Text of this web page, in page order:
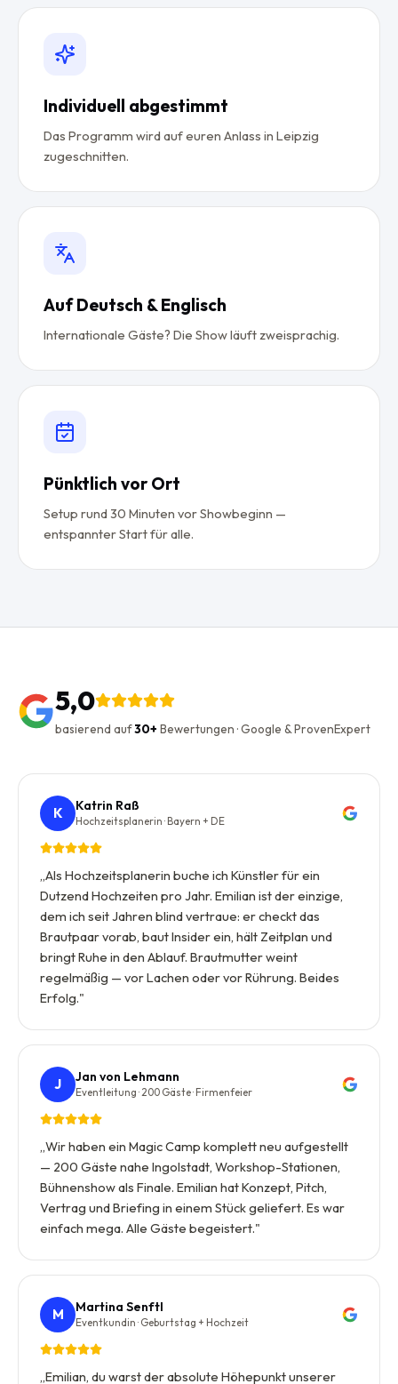
Individuell abgestimmt
Das Programm wird auf euren Anlass in Leipzig
zugeschnitten.
Auf Deutsch & Englisch
Internationale Gäste? Die Show läuft zweisprachig.
Pünktlich vor Ort
Setup rund 30 Minuten vor Showbeginn —
entspannter Start für alle.
5,0
basierend auf30+ Bewertungen · Google & ProvenExpert
K Katrin Raß
Hochzeitsplanerin · Bayern + DE
„Als Hochzeitsplanerin buche ich Künstler für ein
Dutzend Hochzeiten pro Jahr. Emilian ist der einzige,
dem ich seit Jahren blind vertraue: er checkt das
Brautpaar vorab, baut Insider ein, hält Zeitplan und
bringt Ruhe in den Ablauf. Brautmutter weint
regelmäßig — vor Lachen oder vor Rührung. Beides
Erfolg."
J Jan von Lehmann
Eventleitung · 200 Gäste · Firmenfeier
„Wir haben ein Magic Camp komplett neu aufgestellt
— 200 Gäste nahe Ingolstadt, Workshop-Stationen,
Bühnenshow als Finale. Emilian hat Konzept, Pitch,
Vertrag und Briefing in einem Stück geliefert. Es war
einfach mega. Alle Gäste begeistert."
M Martina Senftl
Eventkundin · Geburtstag + Hochzeit
„Emilian, du warst der absolute Höhepunkt unserer